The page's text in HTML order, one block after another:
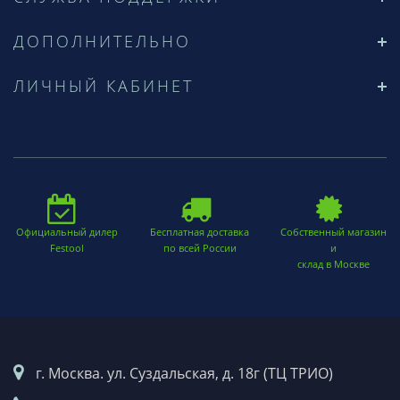
ДОПОЛНИТЕЛЬНО
ЛИЧНЫЙ КАБИНЕТ
Официальный дилер
Festool
Бесплатная доставка
по всей России
Собственный магазин
и
склад в Москве
г. Москва. ул. Суздальская, д. 18г (ТЦ ТРИО)